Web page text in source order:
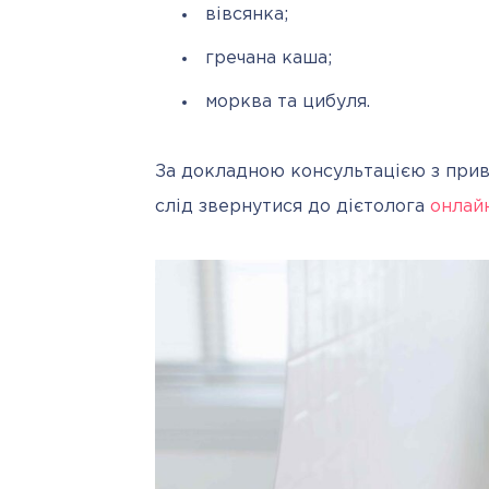
вівсянка;
гречана каша;
морква та цибуля.
За докладною консультацією з
слід звернутися до дієтолога